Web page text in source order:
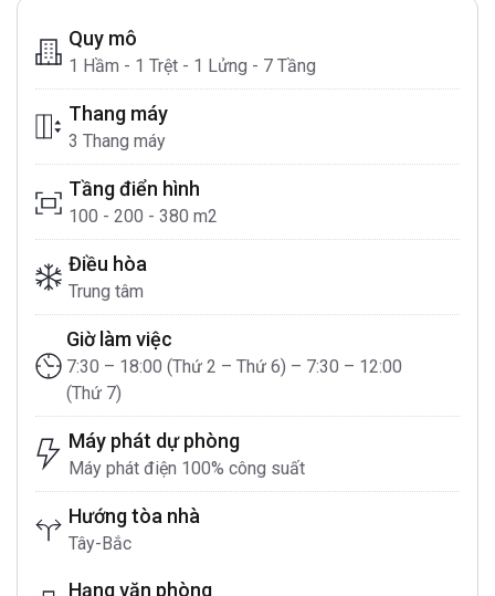
Quy mô
1 Hầm - 1 Trệt - 1 Lửng - 7 Tầng
Thang máy
3 Thang máy
Tầng điển hình
100 - 200 - 380 m2
Điều hòa
Trung tâm
Giờ làm việc
7:30 – 18:00 (Thứ 2 – Thứ 6) – 7:30 – 12:00
(Thứ 7)
Máy phát dự phòng
Máy phát điện 100% công suất
Hướng tòa nhà
Tây-Bắc
Hạng văn phòng